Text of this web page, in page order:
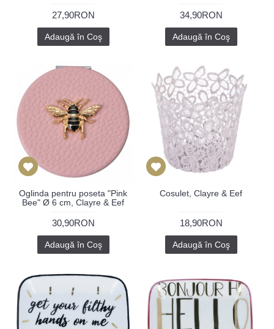
27,90RON
Adaugă în Coş
34,90RON
Adaugă în Coş
Oglinda pentru poseta "Pink
Bee" Ø 6 cm, Clayre & Eef
30,90RON
Adaugă în Coş
Cosulet, Clayre & Eef
18,90RON
Adaugă în Coş